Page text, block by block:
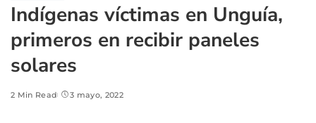
Indígenas víctimas en Unguía,
primeros en recibir paneles
solares
2 Min Read 3 mayo, 2022